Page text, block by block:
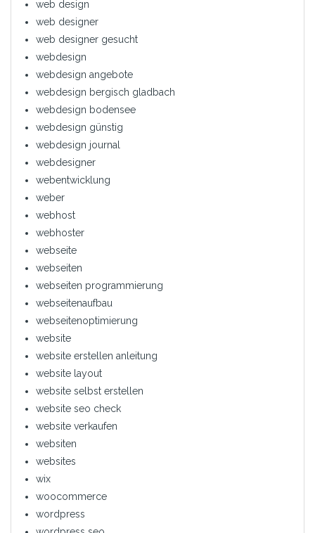
web design
web designer
web designer gesucht
webdesign
webdesign angebote
webdesign bergisch gladbach
webdesign bodensee
webdesign günstig
webdesign journal
webdesigner
webentwicklung
weber
webhost
webhoster
webseite
webseiten
webseiten programmierung
webseitenaufbau
webseitenoptimierung
website
website erstellen anleitung
website layout
website selbst erstellen
website seo check
website verkaufen
websiten
websites
wix
woocommerce
wordpress